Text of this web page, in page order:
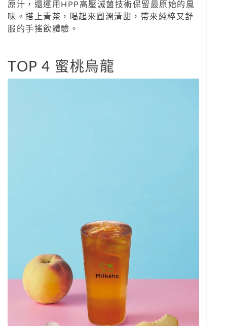
原汁，還運用HPP高壓滅菌技術保留最原始的風
味。搭上青茶，喝起來圓潤清甜，帶來純粹又舒
服的手搖飲體驗。
TOP 4 蜜桃烏龍